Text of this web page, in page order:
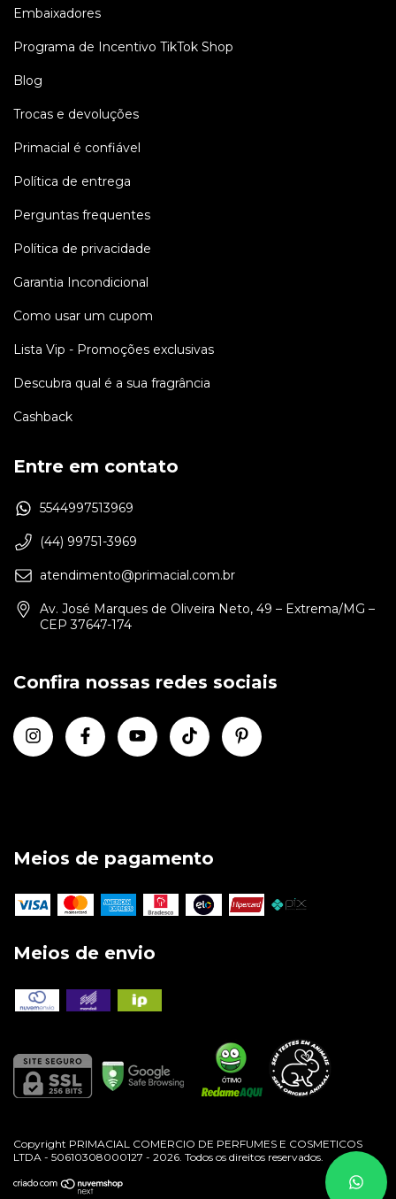
Embaixadores
Programa de Incentivo TikTok Shop
Blog
Trocas e devoluções
Primacial é confiável
Política de entrega
Perguntas frequentes
Política de privacidade
Garantia Incondicional
Como usar um cupom
Lista Vip - Promoções exclusivas
Descubra qual é a sua fragrância
Cashback
Entre em contato
5544997513969
(44) 99751-3969
atendimento@primacial.com.br
Av. José Marques de Oliveira Neto, 49 – Extrema/MG –
CEP 37647-174
Confira nossas redes sociais
Meios de pagamento
Meios de envio
Copyright PRIMACIAL COMERCIO DE PERFUMES E COSMETICOS
LTDA - 50610308000127 - 2026. Todos os direitos reservados.